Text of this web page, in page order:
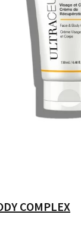
COMPLEX